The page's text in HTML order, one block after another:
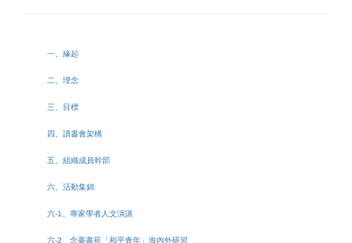
一、緣起
二、理念
三、目標
四、讀書會架構
五、組織成員幹部
六、活動集錦
六-1、專家學者人文演講
六-2、念臺書苑「和平青年」海內外研習